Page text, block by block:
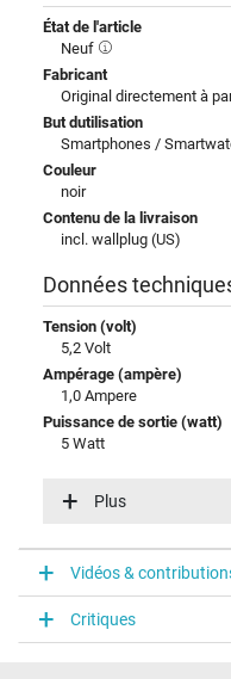
État de l'article
Neuf
Fabricant
Original directement à
But dutilisation
Smartphones /
Couleur
noir
Contenu de la livraison
incl. wallplug (US)
Données
Tension (volt)
5,2 Volt
Ampérage (ampère)
1,0 Ampere
Puissance de sortie (watt)
5 Watt
100-240V / 50-60Hz
Connecteur du
Type / forme du connecteur
USB / –
Plus
Vidéos &
Critiques